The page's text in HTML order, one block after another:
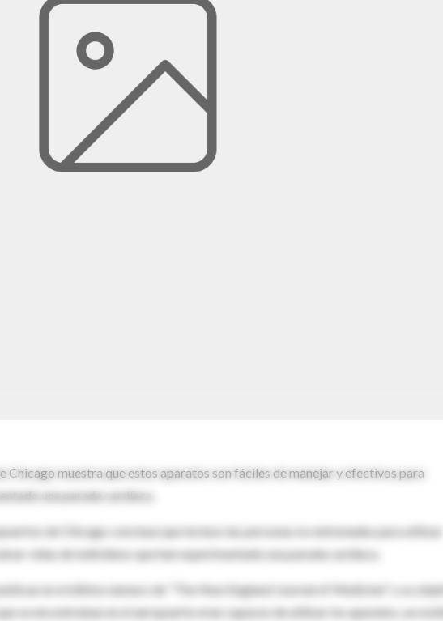
Chicago muestra que estos aparatos son fáciles de manejar y efectivos para
una parada cardíaca.
de Chicago concluye que incluso las personas no entrenadas para utilizar
vidas de individuos que han experimentado una parada cardíaca.
en el último número de "The New England Journal of Medicine" y su
se encontraban en el aeropuerto eran capaces de utilizar los aparatos,